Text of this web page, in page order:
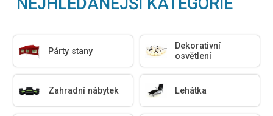
Párty stany
Dekorativní
osvětlení
Zahradní nábytek Lehátka